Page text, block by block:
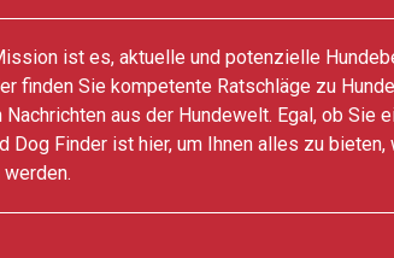
ist es, aktuelle und potenzielle
finden Sie kompetente Ratschläge zu
Nachrichten aus der Hundewelt. Egal, ob Sie
Dog Finder ist hier, um Ihnen alles zu
werden.